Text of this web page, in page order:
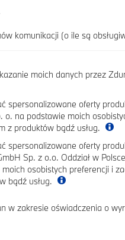
komunikacji (o ile są
moich danych przez
spersonalizowane oferty
o. na podstawie moich
z produktów bądź usług.
spersonalizowane oferty
Sp. z o.o. Oddział w
osobistych preferencji i
bądź usług.
w zakresie oświadczenia o